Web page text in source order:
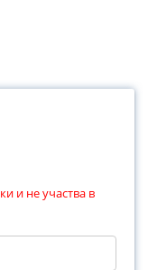
и не участва в